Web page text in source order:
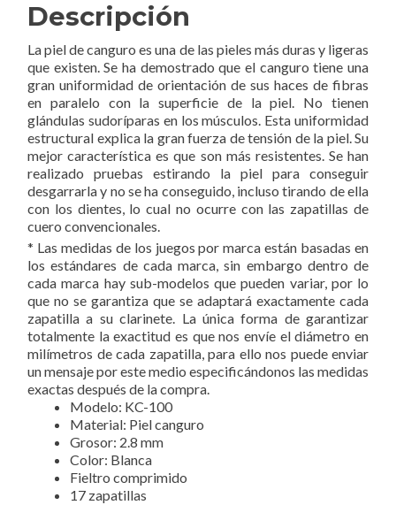
Descripción
La piel de canguro es una de las pieles más duras y ligeras
que existen. Se ha demostrado que el canguro tiene una
gran uniformidad de orientación de sus haces de fibras
en paralelo con la superficie de la piel. No tienen
glándulas sudoríparas en los músculos. Esta uniformidad
estructural explica la gran fuerza de tensión de la piel. Su
mejor característica es que son más resistentes. Se han
realizado pruebas estirando la piel para conseguir
desgarrarla y no se ha conseguido, incluso tirando de ella
con los dientes, lo cual no ocurre con las zapatillas de
cuero convencionales.
* Las medidas de los juegos por marca están basadas en
los estándares de cada marca, sin embargo dentro de
cada marca hay sub-modelos que pueden variar, por lo
que no se garantiza que se adaptará exactamente cada
zapatilla a su clarinete. La única forma de garantizar
totalmente la exactitud es que nos envíe el diámetro en
milímetros de cada zapatilla, para ello nos puede enviar
un mensaje por este medio especificándonos las medidas
exactas después de la compra.
Modelo: KC-100
Material: Piel canguro
Grosor: 2.8 mm
Color: Blanca
Fieltro comprimido
17 zapatillas